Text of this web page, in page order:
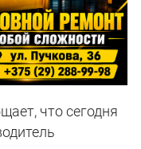
что сегодня